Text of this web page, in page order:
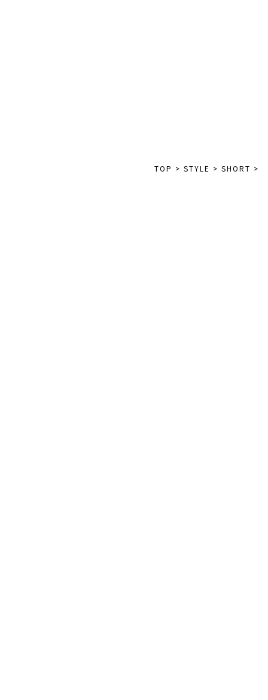
TOP > STYLE > SHORT >